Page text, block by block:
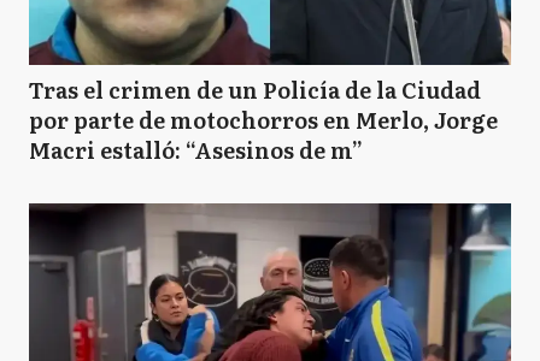
Tras el crimen de un Policía de la Ciudad
por parte de motochorros en Merlo, Jorge
Macri estalló: “Asesinos de m”